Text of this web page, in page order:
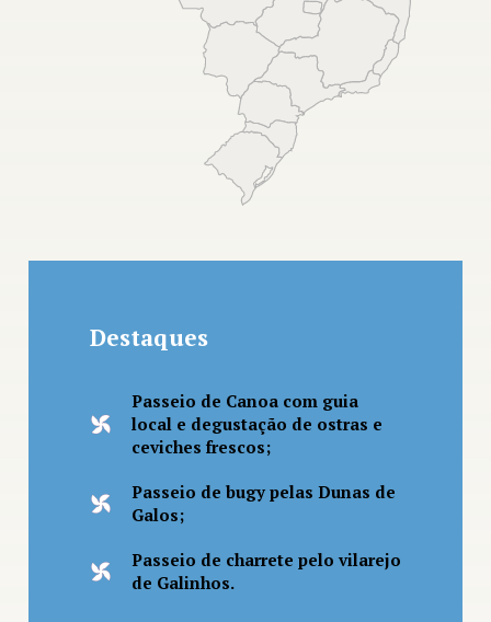
seguintes passeios:
Passeio de Canoa com guia local e degustação de
ostras e ceviches frescos;
Passeio de buggy pelas Dunas de Galos;
Passeio de charrete pelo vilarejo de Galinhos.
Galinhos. De acordo com o horário marcado será feito o
check out e o transfer os levará para o Aeroporto ou
Despesas pessoais;
Demais refeições e itens não mencionados como
Destaques
Passeio de Canoa com guia
local e degustação de ostras e
ceviches frescos;
Passeio de bugy pelas Dunas de
Galos;
Passeio de charrete pelo vilarejo
de Galinhos.